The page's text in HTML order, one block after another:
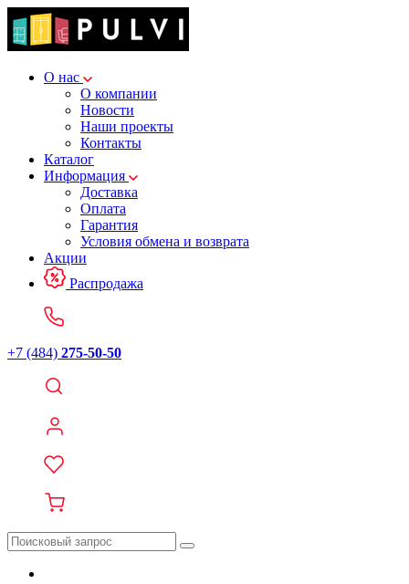
О нас
О компании
Новости
Наши проекты
Контакты
Каталог
Информация
Доставка
Оплата
Гарантия
Условия обмена и возврата
Акции
Распродажа
+7 (484) 275-50-50